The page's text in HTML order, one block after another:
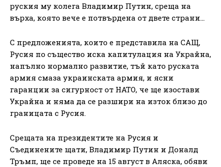
руския му колега Владимир Путин, среща на
върха, която вече е потвърдена от двете страни…
С предложенията, които е представила на САЩ,
Русия по същество иска капитулация на Украйна,
напълно нормално развитие, тъй като руската
армия смаза украинската армия, и ясни
гаранции за сигурност от НАТО, че ще изостави
Украйна и няма да се разшири на изток близо до
границата с Русия.
Срещата на президентите на Русия и
Съединените щати, Владимир Путин и Доналд
Тръмп, ще се проведе на 15 август в Аляска, обяви